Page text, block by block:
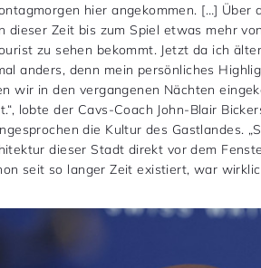
hier angekommen. […] Über
dieser Zeit bis zum Spiel etwas mehr
zu sehen bekommt. Jetzt da ich
anders, denn mein persönliches
wir in den vergangenen Nächten
lobte der Cavs-Coach John-Blair
die Kultur des Gastlandes.
dieser Stadt direkt vor dem
seit so langer Zeit existiert, war